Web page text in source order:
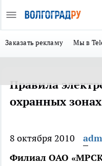
Заказать рекламу Мы в
Правила
охранных
8 октября 2010
Филиал ОАО